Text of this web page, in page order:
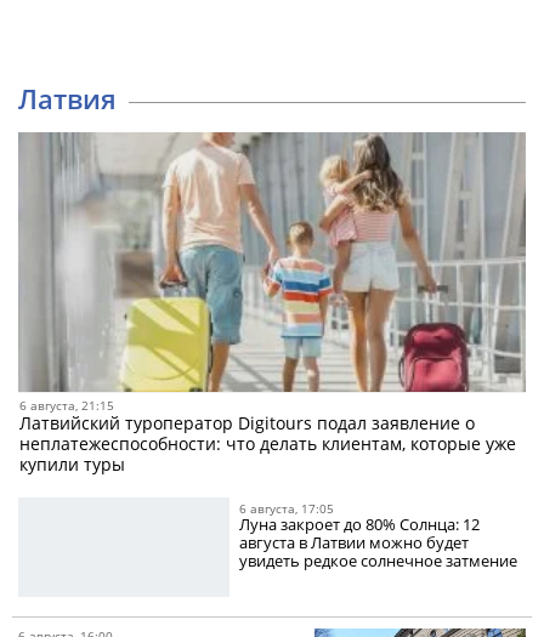
Латвия
6 августа, 21:15
Латвийский туроператор Digitours подал заявление о
неплатежеспособности: что делать клиентам, которые уже
купили туры
6 августа, 17:05
Луна закроет до 80% Солнца: 12
августа в Латвии можно будет
увидеть редкое солнечное затмение